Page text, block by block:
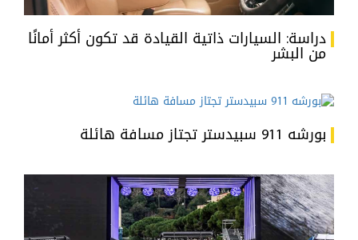
دراسة: السيارات ذاتية القيادة قد تكون أكثر أمانًا
من البشر
بورشه 911 سبيدستر تجتاز مسافة هائلة